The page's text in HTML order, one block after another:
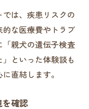
は、疾患リスクの
な医療費やトラブ
親犬の遺伝子検査
といった体験談も
直結します。
を確認